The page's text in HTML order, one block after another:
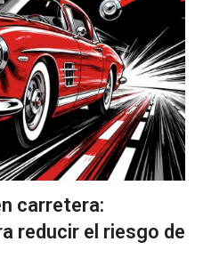
carretera:
reducir el riesgo de